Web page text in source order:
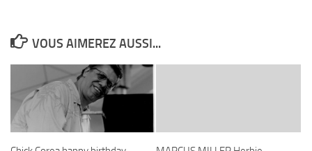
VOUS AIMEREZ AUSSI...